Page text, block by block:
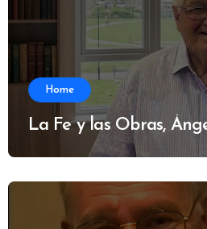
Home
La Fe y las Obras,